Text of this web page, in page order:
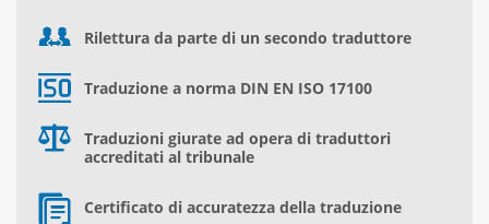
Rilettura da parte di un secondo traduttore
Traduzione a norma DIN EN ISO 17100
Traduzioni giurate ad opera di traduttori
accreditati al tribunale
Certificato di accuratezza della traduzione